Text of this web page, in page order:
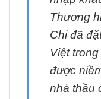
Thương
Chi đã
Việt
được
nhà thầu